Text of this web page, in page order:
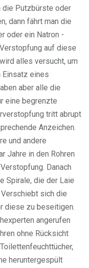
die Putzbürste oder
dann fährt man die
oder ein Natron -
auf diese
alles versucht, um
Einsatz eines
aber alle die
eine begrenzte
tritt abrupt
Anzeichen.
und andere
Jahre in den Rohren
Danach
Spirale, die der Laie
sich die
diese zu beseitigen.
angerufen
ohne Rücksicht
heruntergespült